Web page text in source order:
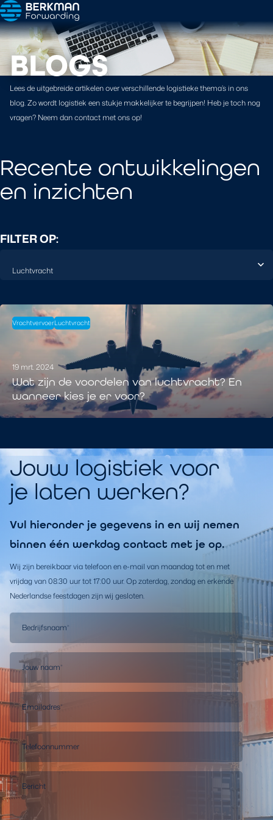
BLOGS
Lees de uitgebreide artikelen over verschillende logistieke thema’s in ons
blog. Zo wordt logistiek een stukje makkelijker te begrijpen! Heb je toch nog
vragen? Neem dan contact met ons op!
Recente ontwikkelingen
en inzichten
FILTER OP:
VrachtvervoerLuchtvracht
19 mrt. 2024
Wat zijn de voordelen van luchtvracht? En
wanneer kies je er voor?
Jouw logistiek voor
je laten werken?
Vul hieronder je gegevens in en wij nemen
binnen één werkdag contact met je op.
Wij zijn bereikbaar via telefoon en e-mail van maandag tot en met
vrijdag van 08:30 uur tot 17:00 uur. Op zaterdag, zondag en erkende
Nederlandse feestdagen zijn wij gesloten.
Bedrijfsnaam*
Jouw naam*
Emailadres*
Telefoonnummer
Bericht